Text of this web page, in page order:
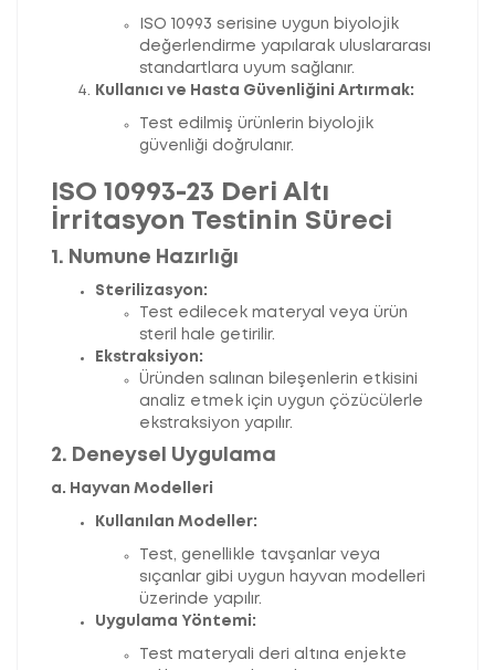
ISO 10993 serisine uygun biyolojik
değerlendirme yapılarak uluslararası
standartlara uyum sağlanır.
Kullanıcı ve Hasta Güvenliğini Artırmak:
Test edilmiş ürünlerin biyolojik
güvenliği doğrulanır.
ISO 10993-23 Deri Altı
İrritasyon Testinin Süreci
1. Numune Hazırlığı
Sterilizasyon:
Test edilecek materyal veya ürün
steril hale getirilir.
Ekstraksiyon:
Üründen salınan bileşenlerin etkisini
analiz etmek için uygun çözücülerle
ekstraksiyon yapılır.
2. Deneysel Uygulama
a. Hayvan Modelleri
Kullanılan Modeller:
Test, genellikle tavşanlar veya
sıçanlar gibi uygun hayvan modelleri
üzerinde yapılır.
Uygulama Yöntemi:
Test materyali deri altına enjekte